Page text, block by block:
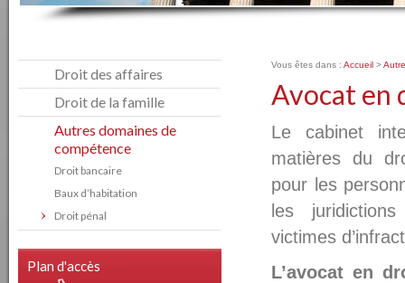
Avocat en
Vous êtes dans : Accueil >
Le cabinet
matières du
pour les
les
victimes
L’avocat en
Droit des affaires
Droit de la famille
Autres domaines de
compétence
Droit bancaire
Baux d’habitation
Droit pénal
Plan d'accès